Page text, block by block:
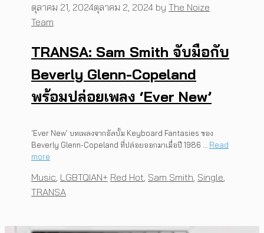
TRANSA: Sam Smith จับมือกับ
Beverly Glenn-Copeland
พร้อมปล่อยเพลง ‘Ever New’
ตุลาคม 21, 2024ตุลาคม 2, 2024 by The Noize
Team
‘Ever New’ บทเพลงจากอัลบั้ม Keyboard Fantasies ของ
Beverly Glenn-Copeland ที่ปล่อยออกมาเมื่อปี 1986 … Read
more
Categories
Music LGBTQIAN+ Tags
Red Hot Sam Smith Single
TRANSA